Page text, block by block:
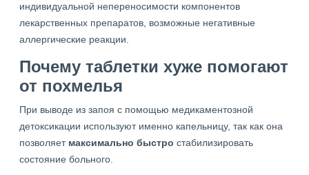
индивидуальной непереносимости компонентов
лекарственных препаратов, возможные негативные
аллергические реакции.
Почему таблетки хуже помогают
от похмелья
При выводе из запоя с помощью медикаментозной
детоксикации используют именно капельницу, так как она
позволяет максимально быстро стабилизировать
состояние больного.